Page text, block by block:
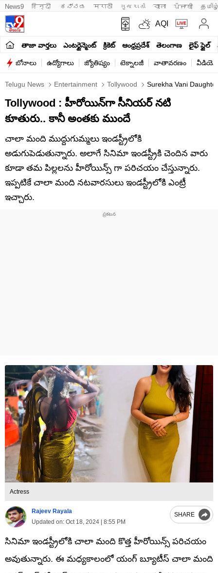
News9 हिन्दी ಕನ್ನಡ मराठी ગુજરાતી বাংলা ਪੰਜਾਬੀ
AQI
తాజా వార్తలు ఎంటర్టైన్మెంట్ క్రికెట్ ఆంధ్రప్రదేశ్ తెలంగాణ లైఫ్ స్టైల్
బోనాలు ఉద్యోగాలు జ్యోతిష్యం టెక్నాలజీ వాతావరణం
Telugu News Entertainment Tollywood Surekha Vani
Tollywood : హీరోయిన్‌గా సీనియర్ నటి
కూతురు.. కానీ అంతకు ముందే
చాలా మంది ముద్దుగుమ్మలు ఇండస్ట్రీలోకి
అడుగుపెడుతున్నారు. అలాగే సినిమా ఇండస్ట్రీకి చెందిన వారు
కూడా తమ పిల్లలను హీరోయిన్స్ గా పరిచయం చేస్తున్నారు.
ఇప్పటికే చాలా మంది నటవారసులు ఇండస్ట్రీలోకి ఎంట్రీ
ఇచ్చారు.
Actress
Rajeev Rayala
Updated on: Oct 18, 2024 | 8:55 PM
SHARE
సినిమా ఇండస్ట్రీలోకి చాలా మంది కొత్త హీరోయిన్స్ పరిచయం
అవుతున్నారు. ఈ మధ్యకాలంలో యంగ్ బ్యూటీస్ చాలా మంది